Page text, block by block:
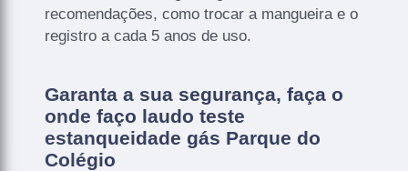
recomendações, como trocar a mangueira e o
registro a cada 5 anos de uso.
Garanta a sua segurança, faça o
onde faço laudo teste
estanqueidade gás Parque do
Colégio